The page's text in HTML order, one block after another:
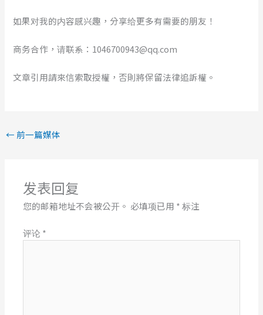
如果对我的内容感兴趣，分享给更多有需要的朋友！
商务合作，请联系：1046700943@qq.com
文章引用請來信索取授權，否則將保留法律追訴權。
← 前一篇媒体
发表回复
您的邮箱地址不会被公开。 必填项已用 *标注
评论 *